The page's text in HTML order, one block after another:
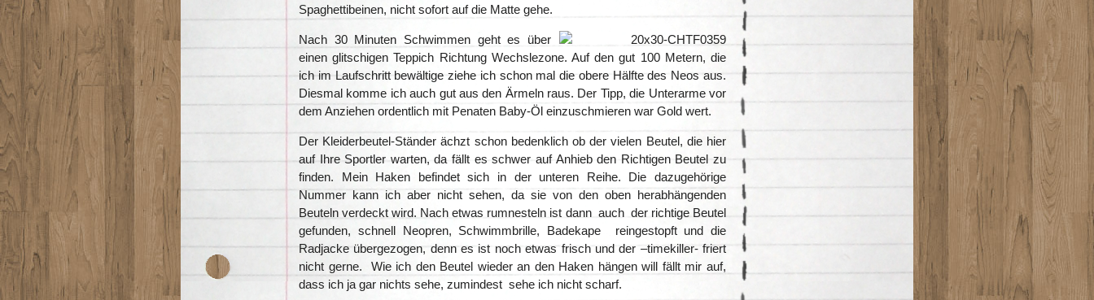
Spaghettibeinen, nicht sofort auf die Matte gehe.
Nach 30 Minuten Schwimmen geht es über
einen glitschigen Teppich Richtung Wechslezone. Auf den gut 100 Metern, die
ich im Laufschritt bewältige ziehe ich schon mal die obere Hälfte des Neos aus.
Diesmal komme ich auch gut aus den Ärmeln raus. Der Tipp, die Unterarme vor
dem Anziehen ordentlich mit Penaten Baby-Öl einzuschmieren war Gold wert.
Der Kleiderbeutel-Ständer ächzt schon bedenklich ob der vielen Beutel, die hier
auf Ihre Sportler warten, da fällt es schwer auf Anhieb den Richtigen Beutel zu
finden. Mein Haken befindet sich in der unteren Reihe. Die dazugehörige
Nummer kann ich aber nicht sehen, da sie von den oben herabhängenden
Beuteln verdeckt wird. Nach etwas rumnesteln ist dann auch der richtige Beutel
gefunden, schnell Neopren, Schwimmbrille, Badekape reingestopft und die
Radjacke übergezogen, denn es ist noch etwas frisch und der –timekiller- friert
nicht gerne. Wie ich den Beutel wieder an den Haken hängen will fällt mir auf,
dass ich ja gar nichts sehe, zumindest sehe ich nicht scharf.